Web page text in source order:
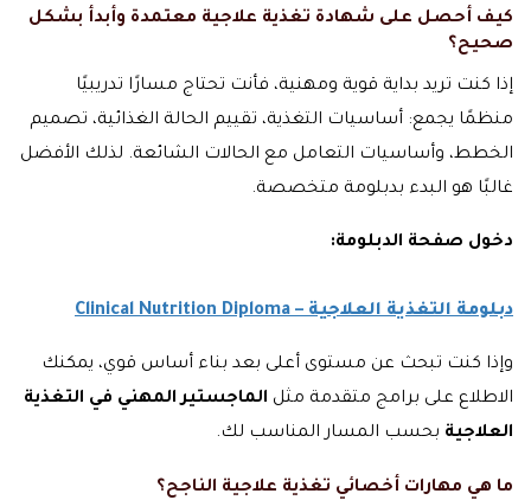
كيف أحصل على شهادة تغذية علاجية معتمدة وأبدأ بشكل
صحيح؟
إذا كنت تريد بداية قوية ومهنية، فأنت تحتاج مسارًا تدريبيًا
منظمًا يجمع: أساسيات التغذية، تقييم الحالة الغذائية، تصميم
الخطط، وأساسيات التعامل مع الحالات الشائعة. لذلك الأفضل
غالبًا هو البدء بدبلومة متخصصة.
دخول صفحة الدبلومة:
دبلومة التغذية العلاجية – Clinical Nutrition Diploma
وإذا كنت تبحث عن مستوى أعلى بعد بناء أساس قوي، يمكنك
الاطلاع على برامج متقدمة مثل الماجستير المهني في التغذية
العلاجية بحسب المسار المناسب لك.
ما هي مهارات أخصائي تغذية علاجية الناجح؟